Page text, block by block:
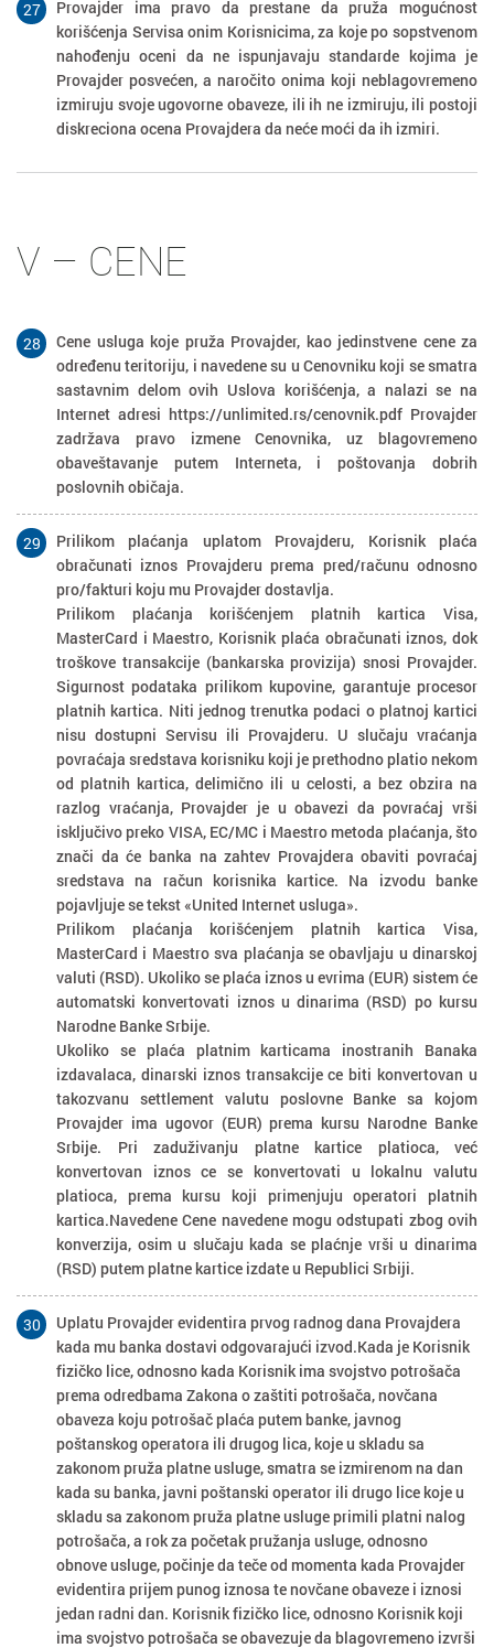
27
Provajder ima pravo da prestane da pruža mogućnost
korišćenja Servisa onim Korisnicima, za koje po sopstvenom
nahođenju oceni da ne ispunjavaju standarde kojima je
Provajder posvećen, a naročito onima koji neblagovremeno
izmiruju svoje ugovorne obaveze, ili ih ne izmiruju, ili postoji
diskreciona ocena Provajdera da neće moći da ih izmiri.
V – CENE
28
Cene usluga koje pruža Provajder, kao jedinstvene cene za
određenu teritoriju, i navedene su u Cenovniku koji se smatra
sastavnim delom ovih Uslova korišćenja, a nalazi se na
Internet adresi https://unlimited.rs/cenovnik.pdf Provajder
zadržava pravo izmene Cenovnika, uz blagovremeno
obaveštavanje putem Interneta, i poštovanja dobrih
poslovnih običaja.
29
Prilikom plaćanja uplatom Provajderu, Korisnik plaća
obračunati iznos Provajderu prema pred/računu odnosno
pro/fakturi koju mu Provajder dostavlja.
Prilikom plaćanja korišćenjem platnih kartica Visa,
MasterCard i Maestro, Korisnik plaća obračunati iznos, dok
troškove transakcije (bankarska provizija) snosi Provajder.
Sigurnost podataka prilikom kupovine, garantuje procesor
platnih kartica. Niti jednog trenutka podaci o platnoj kartici
nisu dostupni Servisu ili Provajderu. U slučaju vraćanja
povraćaja sredstava korisniku koji je prethodno platio nekom
od platnih kartica, delimično ili u celosti, a bez obzira na
razlog vraćanja, Provajder je u obavezi da povraćaj vrši
isključivo preko VISA, EC/MC i Maestro metoda plaćanja, što
znači da će banka na zahtev Provajdera obaviti povraćaj
sredstava na račun korisnika kartice. Na izvodu banke
pojavljuje se tekst «United Internet usluga».
Prilikom plaćanja korišćenjem platnih kartica Visa,
MasterCard i Maestro sva plaćanja se obavljaju u dinarskoj
valuti (RSD). Ukoliko se plaća iznos u evrima (EUR) sistem će
automatski konvertovati iznos u dinarima (RSD) po kursu
Narodne Banke Srbije.
Ukoliko se plaća platnim karticama inostranih Banaka
izdavalaca, dinarski iznos transakcije ce biti konvertovan u
takozvanu settlement valutu poslovne Banke sa kojom
Provajder ima ugovor (EUR) prema kursu Narodne Banke
Srbije. Pri zaduživanju platne kartice platioca, već
konvertovan iznos ce se konvertovati u lokalnu valutu
platioca, prema kursu koji primenjuju operatori platnih
kartica.Navedene Cene navedene mogu odstupati zbog ovih
konverzija, osim u slučaju kada se plaćnje vrši u dinarima
(RSD) putem platne kartice izdate u Republici Srbiji.
30
Uplatu Provajder evidentira prvog radnog dana Provajdera
kada mu banka dostavi odgovarajući izvod.Kada je Korisnik
fizičko lice, odnosno kada Korisnik ima svojstvo potrošača
prema odredbama Zakona o zaštiti potrošača, novčana
obaveza koju potrošač plaća putem banke, javnog
poštanskog operatora ili drugog lica, koje u skladu sa
zakonom pruža platne usluge, smatra se izmirenom na dan
kada su banka, javni poštanski operator ili drugo lice koje u
skladu sa zakonom pruža platne usluge primili platni nalog
potrošača, a rok za početak pružanja usluge, odnosno
obnove usluge, počinje da teče od momenta kada Provajder
evidentira prijem punog iznosa te novčane obaveze i iznosi
jedan radni dan. Korisnik fizičko lice, odnosno Korisnik koji
ima svojstvo potrošača se obavezuje da blagovremeno izvrši